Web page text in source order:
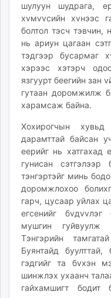
шулуун шудрага,
хvмvvсийн хvнээс
болтол тэсч тэвчин,
нь ариун цагаан
тэдгээр бусармаг
хэрээс хэтэрч
язгуурт беегийн зан
гутаан доромжилж
харамсаж байна.
Хохирогчын
дарамттай байсан
еерийг нь хатгахад
гунисан
тэнгэртэйг минь
доромжлохоо
гарч, цусаар уйлах
егсенийг
мушгин
Тэнгэрийн
Буянтайд буулттай,
гэдгийг та бvхэн
шинжлэх ухаанч
гайхамшигт